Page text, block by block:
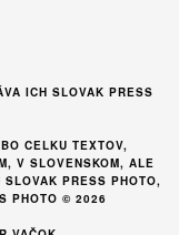
ICH SLOVAK PRESS
CELKU TEXTOV,
V SLOVENSKOM, ALE
PRESS PHOTO,
PHOTO © 2026